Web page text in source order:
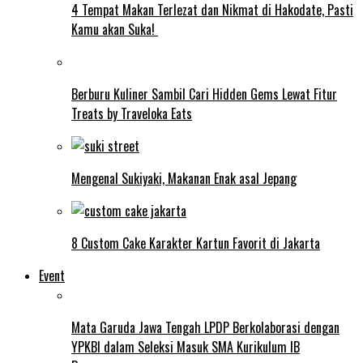
4 Tempat Makan Terlezat dan Nikmat di Hakodate, Pasti
Kamu akan Suka!
Berburu Kuliner Sambil Cari Hidden Gems Lewat Fitur
Treats by Traveloka Eats
Mengenal Sukiyaki, Makanan Enak asal Jepang
8 Custom Cake Karakter Kartun Favorit di Jakarta
Event
Mata Garuda Jawa Tengah LPDP Berkolaborasi dengan
YPKBI dalam Seleksi Masuk SMA Kurikulum IB